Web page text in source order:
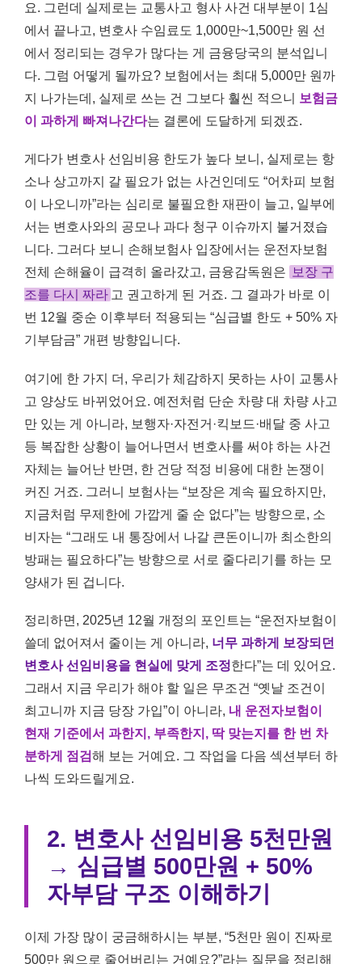
요. 그런데 실제로는 교통사고 형사 사건 대부분이 1심
에서 끝나고, 변호사 수임료도 1,000만~1,500만 원 선
에서 정리되는 경우가 많다는 게 금융당국의 분석입니
다. 그럼 어떻게 될까요? 보험에서는 최대 5,000만 원까
지 나가는데, 실제로 쓰는 건 그보다 훨씬 적으니
보험금
이 과하게 빠져나간다는 결론에 도달하게 되겠죠.
게다가 변호사 선임비용 한도가 높다 보니, 실제로는 항
소나 상고까지 갈 필요가 없는 사건인데도 “어차피 보험
이 나오니까”라는 심리로 불필요한 재판이 늘고, 일부에
서는 변호사와의 공모나 과다 청구 이슈까지 불거졌습
니다. 그러다 보니 손해보험사 입장에서는 운전자보험
전체 손해율이 급격히 올라갔고, 금융감독원은
보장 구
조를 다시 짜라 고 권고하게 된 거죠. 그 결과가 바로 이
번 12월 중순 이후부터 적용되는 “심급별 한도 + 50% 자
기부담금” 개편 방향입니다.
여기에 한 가지 더, 우리가 체감하지 못하는 사이 교통사
고 양상도 바뀌었어요. 예전처럼 단순 차량 대 차량 사고
만 있는 게 아니라, 보행자·자전거·킥보드·배달 중 사고
등 복잡한 상황이 늘어나면서 변호사를 써야 하는 사건
자체는 늘어난 반면, 한 건당 적정 비용에 대한 논쟁이
커진 거죠. 그러니 보험사는 “보장은 계속 필요하지만,
지금처럼 무제한에 가깝게 줄 순 없다”는 방향으로, 소
비자는 “그래도 내 통장에서 나갈 큰돈이니까 최소한의
방패는 필요하다”는 방향으로 서로 줄다리기를 하는 모
양새가 된 겁니다.
정리하면, 2025년 12월 개정의 포인트는 “운전자보험이
쓸데 없어져서 줄이는 게 아니라, 너무 과하게 보장되던
변호사 선임비용을 현실에 맞게 조정한다”는 데 있어요.
그래서 지금 우리가 해야 할 일은 무조건 “옛날 조건이
최고니까 지금 당장 가입”이 아니라, 내 운전자보험이
현재 기준에서 과한지, 부족한지, 딱 맞는지를 한 번 차
분하게 점검해 보는 거예요. 그 작업을 다음 섹션부터 하
나씩 도와드릴게요.
2. 변호사 선임비용 5천만원
→ 심급별 500만원 + 50%
자부담 구조 이해하기
이제 가장 많이 궁금해하시는 부분, “5천만 원이 진짜로
500만 원으로 줄어버리는 거예요?”라는 질문을 정리해